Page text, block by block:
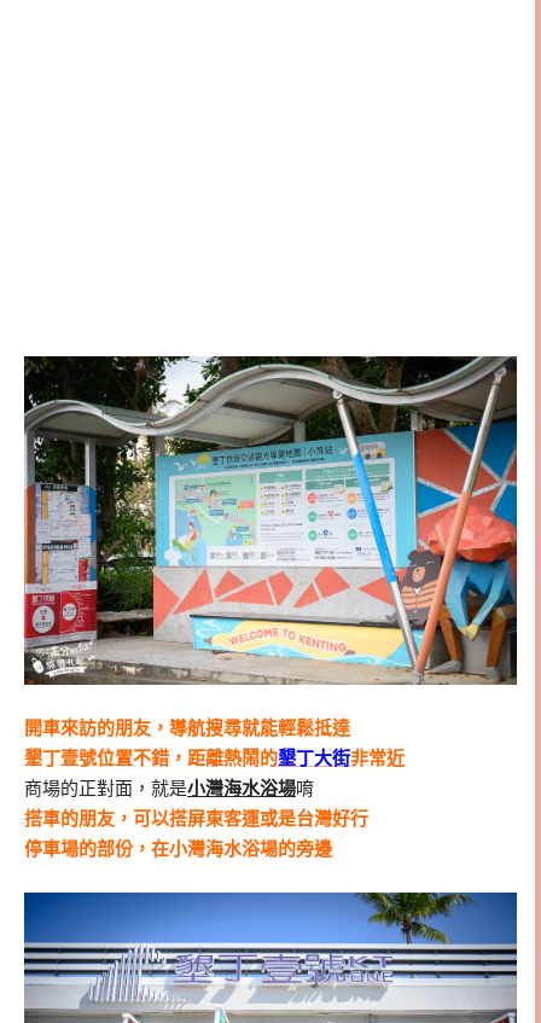
開車來訪的朋友，導航搜尋就能輕鬆抵達
墾丁壹號位置不錯，距離熱鬧的墾丁大街非常近
商場的正對面，就是小灣海水浴場唷
搭車的朋友，可以搭屏東客運或是台灣好行
停車場的部份，在小灣海水浴場的旁邊